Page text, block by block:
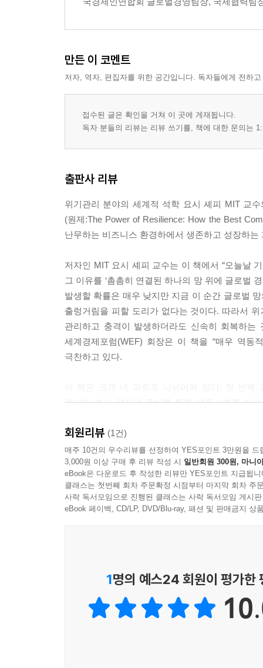
만든 이 코멘트
저자, 역자, 편집자를 위한 공간입니다. 독자들에게 전하
접수된 글은 확인을 거쳐 이 곳에 게재됩니다.
독자 분들의 리뷰는 리뷰 쓰기를, 책에 대한 문의는
출판사 리뷰
위기관리 분야의 세계적 석학 요시 셰피 MIT 교
(원제:The Power of Resilience: How the Best
난무하는 비즈니스 환경하에서 생존하고 성장하
저자인 MIT 요시 셰피 교수는 이 책에서 “오늘날
그 이유를 ‘촘촘히 연결된 하나의 망 위에 글로벌
발생할 확률은 매우 낮지만 지금 이 순간 글로벌
출렁거림을 피할 도리가 없다는 것이다. 따라서
관리하고 충격이 발생하더라도 신속히 회복하
세계경제포럼(WEF) 회장은 이 책을 “매우 역동
극찬하고 있다.
위기의 조기 감지와 준비를 통한 대응사례를 살
회복탄력성)'에 주목하는 이유와 그 중요성을 강
디지털 보안, CSR·평판 리스크, 인구고령화, 기
예방, 대응에 실패하여 무릎을 꿇었거나 아니면
‘위기를 학습하는 회복탄력적 기업이 돼라’고
기업은 다음과 같은 특징을 갖는다고 강조하고
이 책은 글로벌 비즈니스의 불확실성의 실체와
실용서이기도 하다. 이 책의 풍부한 사례, 즉 글
기업들에게 강력한 인사이트를 줄 수 있기를 기대
회원리뷰 (1건)
매주 10건의 우수리뷰를 선정하여 YES포인트 3만원을 드
3,000원 이상 구매 후 리뷰 작성 시 일반회원 300원, 마니
eBook은 다운로드 후 작성한 리뷰만 YES포인트 지급됩니
클래스는 첫번째 회차 주문확정 시점부터 마지막 회차 주
사락 독서모임으로 진행된 클래스는 사락 독서모임 게시
eBook 페이백, CD/LP, DVD/Blu-ray, 패션 및 판매금지 상
1명의 예스24 회원이 평가한